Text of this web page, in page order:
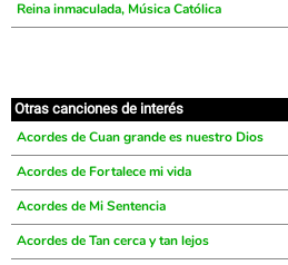
Reina inmaculada, Música Católica
Otras canciones de interés
Acordes de Cuan grande es nuestro Dios
Acordes de Fortalece mi vida
Acordes de Mi Sentencia
Acordes de Tan cerca y tan lejos